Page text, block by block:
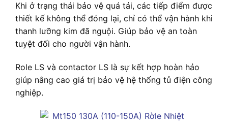
Khi ở trạng thái bảo vệ quá tải, các tiếp điểm được
thiết kế không thể đóng lại, chỉ có thể vận hành khi
thanh lưỡng kim đã nguội. Giúp bảo vệ an toàn
tuyệt đối cho người vận hành.
Role LS và contactor LS là sự kết hợp hoàn hảo
giúp nâng cao giá trị bảo vệ hệ thống tủ điện công
nghiệp.